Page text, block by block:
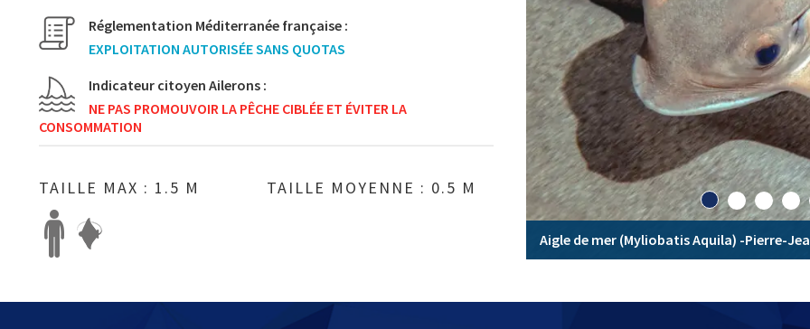
Réglementation Méditerranée française :
EXPLOITATION AUTORISÉE SANS QUOTAS
Indicateur citoyen Ailerons :
NE PAS PROMOUVOIR LA PÊCHE CIBLÉE ET ÉVITER LA
CONSOMMATION
TAILLE MAX : 1.5 M TAILLE MOYENNE : 0.5 M
Aigle de mer (Myliobatis Aquila) -Pierre-